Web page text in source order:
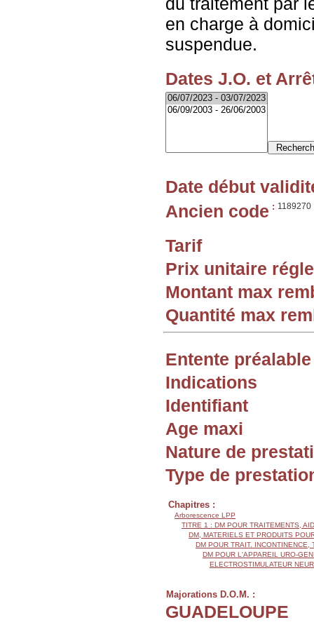
en charge à
suspendue.
Dates J.O. et
Date début
Ancien code : 1189270
Tarif
Prix unitaire
Montant max
Quantité max
Entente préalable
Indications
Identifiant
Age maxi
Nature de
Type de
Chapitres :
Arborescence LPP
TITRE 1 : DM POUR TRAITEMENTS,
DM, MATERIELS ET PRODUITS
DM POUR TRAIT.
DM POUR L'APPAREIL URO-
ELECTROSTIMULATEUR
Majorations D.O.M. :
GUADELOUPE